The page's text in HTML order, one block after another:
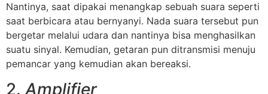
Nantinya, saat dipakai menangkap sebuah suara seperti
saat berbicara atau bernyanyi. Nada suara tersebut pun
bergetar melalui udara dan nantinya bisa menghasilkan
suatu sinyal. Kemudian, getaran pun ditransmisi menuju
pemancar yang kemudian akan bereaksi.
2. Amplifier